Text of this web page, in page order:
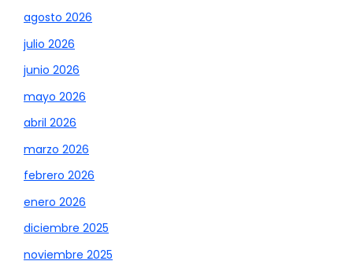
agosto 2026
julio 2026
junio 2026
mayo 2026
abril 2026
marzo 2026
febrero 2026
enero 2026
diciembre 2025
noviembre 2025